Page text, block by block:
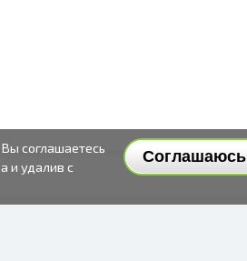
Соглашаюсь
соглашаетесь
и удалив с